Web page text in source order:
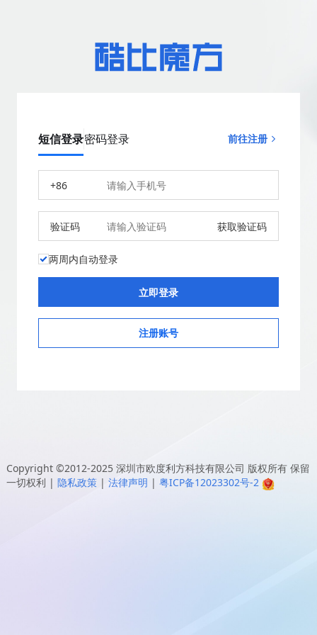
短信登录密码登录 前往注册
+86
验证码 获取验证码
两周内自动登录
注册账号
Copyright ©2012-2025 深圳市欧度利方科技有限公司 版权所有 保留
一切权利 | 隐私政策 | 法律声明 | 粤ICP备12023302号-2